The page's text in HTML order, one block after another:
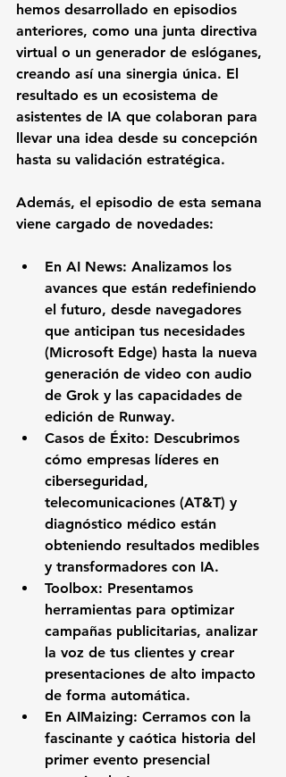
hemos desarrollado en episodios
anteriores, como una junta directiva
virtual o un generador de eslóganes,
creando así una sinergia única. El
resultado es un ecosistema de
asistentes de IA que colaboran para
llevar una idea desde su concepción
hasta su validación estratégica.
Además, el episodio de esta semana
viene cargado de novedades:
En AI News: Analizamos los
avances que están redefiniendo
el futuro, desde navegadores
que anticipan tus necesidades
(Microsoft Edge) hasta la nueva
generación de video con audio
de Grok y las capacidades de
edición de Runway.
Casos de Éxito: Descubrimos
cómo empresas líderes en
ciberseguridad,
telecomunicaciones (AT&T) y
diagnóstico médico están
obteniendo resultados medibles
y transformadores con IA.
Toolbox: Presentamos
herramientas para optimizar
campañas publicitarias, analizar
la voz de tus clientes y crear
presentaciones de alto impacto
de forma automática.
En AIMaizing: Cerramos con la
fascinante y caótica historia del
primer evento presencial